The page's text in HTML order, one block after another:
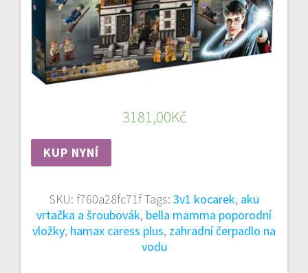
3181,00Kč
KUP NYNÍ
SKU: f760a28fc71fTags: 3v1 kocarek, aku
vrtačka a šroubovák, bella mamma poporodní
vložky, hamax caress plus, zahradní čerpadlo na
vodu